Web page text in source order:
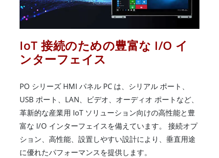
IoT 接続のための豊富な I/O イ
ンターフェイス
PO シリーズ HMI パネル PC は、シリアル ポート、
USB ポート、LAN、ビデオ、オーディオ ポートなど、
革新的な産業用 IoT ソリューション向けの高性能と豊
富な I/O インターフェイスを備えています。 接続オプ
ション、高性能、設置しやすい設計により、垂直用途
に優れたパフォーマンスを提供します。